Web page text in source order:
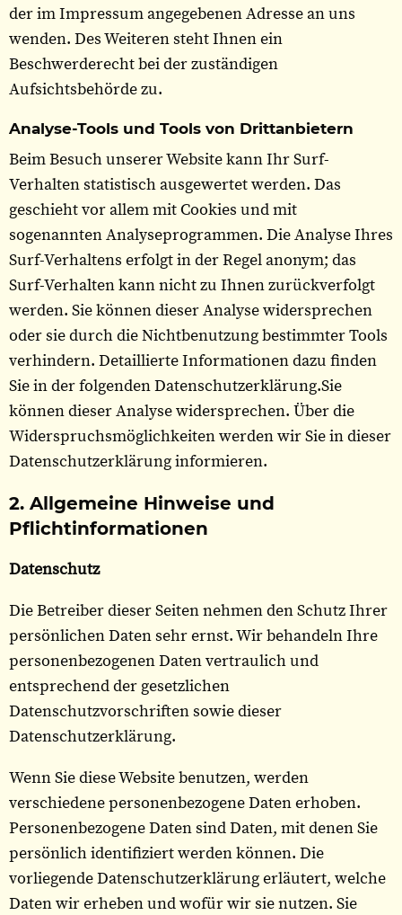
der im Impressum angegebenen Adresse an uns
wenden. Des Weiteren steht Ihnen ein
Beschwerderecht bei der zuständigen
Aufsichtsbehörde zu.
Analyse-Tools und Tools von Drittanbietern
Beim Besuch unserer Website kann Ihr Surf-
Verhalten statistisch ausgewertet werden. Das
geschieht vor allem mit Cookies und mit
sogenannten Analyseprogrammen. Die Analyse Ihres
Surf-Verhaltens erfolgt in der Regel anonym; das
Surf-Verhalten kann nicht zu Ihnen zurückverfolgt
werden. Sie können dieser Analyse widersprechen
oder sie durch die Nichtbenutzung bestimmter Tools
verhindern. Detaillierte Informationen dazu finden
Sie in der folgenden Datenschutzerklärung.Sie
können dieser Analyse widersprechen. Über die
Widerspruchsmöglichkeiten werden wir Sie in dieser
Datenschutzerklärung informieren.
2. Allgemeine Hinweise und
Pflichtinformationen
Datenschutz
Die Betreiber dieser Seiten nehmen den Schutz Ihrer
persönlichen Daten sehr ernst. Wir behandeln Ihre
personenbezogenen Daten vertraulich und
entsprechend der gesetzlichen
Datenschutzvorschriften sowie dieser
Datenschutzerklärung.
Wenn Sie diese Website benutzen, werden
verschiedene personenbezogene Daten erhoben.
Personenbezogene Daten sind Daten, mit denen Sie
persönlich identifiziert werden können. Die
vorliegende Datenschutzerklärung erläutert, welche
Daten wir erheben und wofür wir sie nutzen. Sie